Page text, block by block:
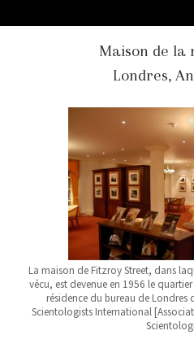
Maison de la
Londres,
La maison de Fitzroy Street, dans
vécu, est devenue en 1956 le
résidence du bureau de
Scientologists International